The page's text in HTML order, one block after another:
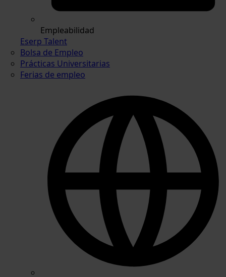
Empleabilidad
Eserp Talent
Bolsa de Empleo
Prácticas Universitarias
Ferias de empleo